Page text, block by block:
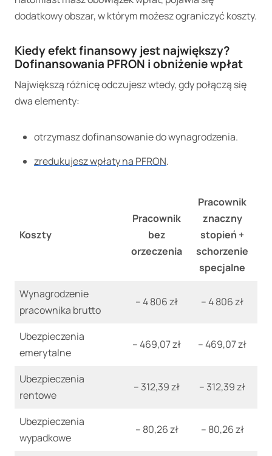
dodatkowy obszar, w którym możesz ograniczyć koszty.
Kiedy efekt finansowy jest największy?
Dofinansowania PFRON i obniżenie wpłat
Największą różnicę odczujesz wtedy, gdy połączą się
dwa elementy:
otrzymasz dofinansowanie do wynagrodzenia.
zredukujesz wpłaty na PFRON.
Koszty
Pracownik
bez
orzeczenia
Pracownik
znaczny
stopień +
schorzenie
specjalne
Wynagrodzenie
pracownika brutto
– 4 806 zł – 4 806 zł
Ubezpieczenia
emerytalne
– 469,07 zł – 469,07 zł
Ubezpieczenia
rentowe
– 312,39 zł – 312,39 zł
Ubezpieczenia
wypadkowe
– 80,26 zł – 80,26 zł